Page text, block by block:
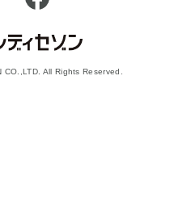
All Rights Reserved.